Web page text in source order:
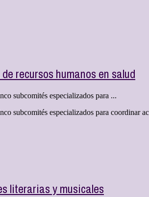
recursos humanos en salud
subcomités especializados para ...
subcomités especializados para coordinar
literarias y musicales